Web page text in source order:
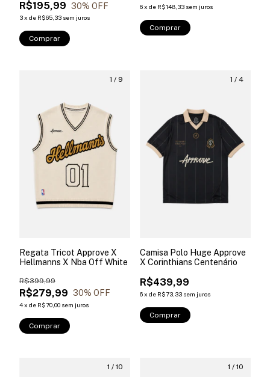
R$195,99 30% OFF
3x de R$65,33 sem juros
Comprar
6x de R$148,33 sem juros
Comprar
1 / 9
Regata Tricot Approve X
Hellmanns X Nba Off White
R$279,99
R$399,99
30% OFF
4x de R$70,00 sem juros
Comprar
1 / 4
Camisa Polo Huge Approve
X Corinthians Centenário
R$439,99
6x de R$73,33 sem juros
Comprar
1 / 10 1 / 10